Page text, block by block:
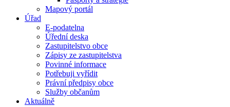
Mapový portál
Úřad
E-podatelna
Úřední deska
Zastupitelstvo obce
Zápisy ze zastupitelstva
Povinné informace
Potřebuji vyřídit
Právní předpisy obce
Služby občanům
Aktuálně